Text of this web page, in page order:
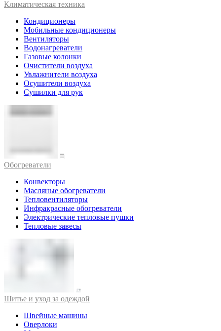
Климатическая техника
Кондиционеры
Мобильные кондиционеры
Вентиляторы
Водонагреватели
Газовые колонки
Очистители воздуха
Увлажнители воздуха
Осушители воздуха
Сушилки для рук
Обогреватели
Конвекторы
Масляные обогреватели
Тепловентиляторы
Инфракрасные обогреватели
Электрические тепловые пушки
Тепловые завесы
Шитье и уход за одеждой
Швейные машины
Оверлоки